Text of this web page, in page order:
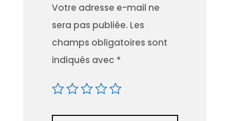
Votre adresse e-mail ne
sera pas publiée. Les
champs obligatoires sont
indiqués avec *